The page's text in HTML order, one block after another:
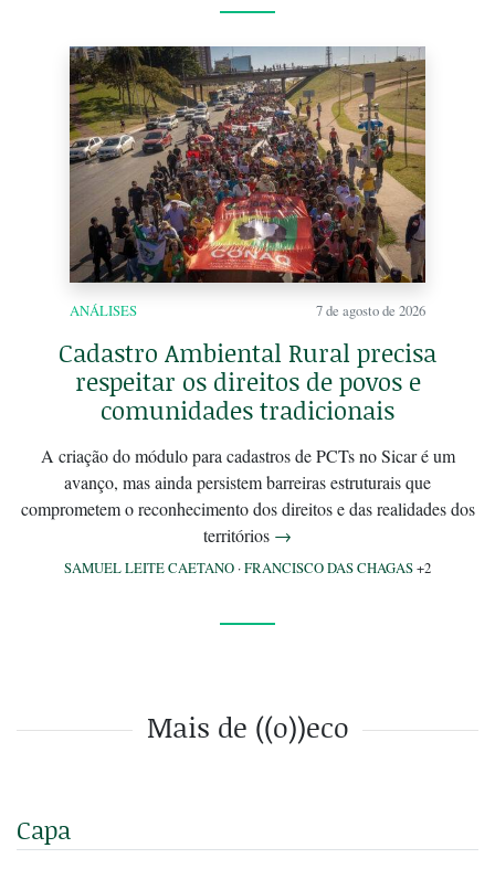
ANÁLISES 7 de agosto de 2026
Cadastro Ambiental Rural precisa
respeitar os direitos de povos e
comunidades tradicionais
A criação do módulo para cadastros de PCTs no Sicar é um
avanço, mas ainda persistem barreiras estruturais que
comprometem o reconhecimento dos direitos e das realidades dos
territórios →
SAMUEL LEITE CAETANO ·FRANCISCO DAS CHAGAS+2
Mais de ((o))eco
Capa